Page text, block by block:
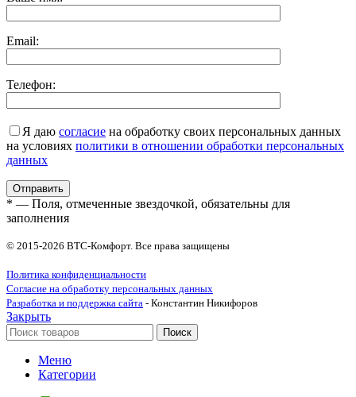
Email:
Телефон:
Я даю согласие на обработку своих персональных данных
на условиях политики в отношении обработки персональных
данных
* — Поля, отмеченные звездочкой, обязательны для
заполнения
© 2015-2026 ВТС-Комфорт. Все права защищены
Политика конфиденциальности
Согласие на обработку персональных данных
Разработка и поддержка сайта - Константин Никифоров
Закрыть
Поиск
Меню
Категории